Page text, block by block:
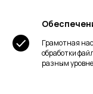
Грамотная
обработки
разным